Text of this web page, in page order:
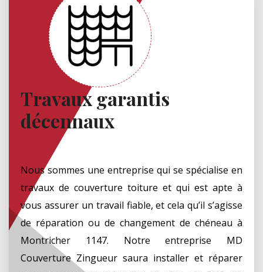
Travaux garantis
décennaux
Nous sommes une entreprise qui se spécialise en
travaux de couverture toiture et qui est apte à
vous assurer un travail fiable, et cela qu’il s’agisse
de réparation ou de changement de chéneau à
Montricher 1147. Notre entreprise MD
Couverture Zingueur saura installer et réparer